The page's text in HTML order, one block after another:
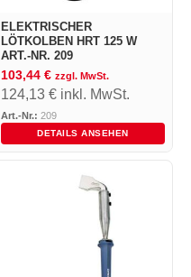
ELEKTRISCHER
LÖTKOLBEN HRT 125 W
ART.-NR. 209
103,44 € zzgl. MwSt.
124,13 € inkl. MwSt.
Art.-Nr.: 209
DETAILS ANSEHEN